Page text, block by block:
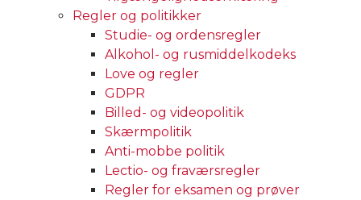
Regler og politikker
Studie- og ordensregler
Alkohol- og rusmiddelkodeks
Love og regler
GDPR
Billed- og videopolitik
Skærmpolitik
Anti-mobbe politik
Lectio- og fraværsregler
Regler for eksamen og prøver